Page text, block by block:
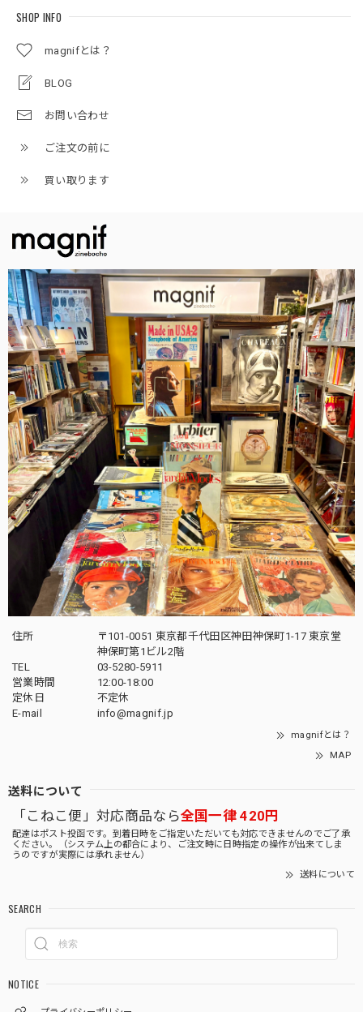
SHOP INFO
magnifとは？
BLOG
お問い合わせ
ご注文の前に
買い取ります
住所
〒101-0051 東京都千代田区神田神保町1-17 東京堂
神保町第1ビル2階
TEL
03-5280-5911
営業時間
12:00-18:00
定休日
不定休
E-mail
info@magnif.jp
magnifとは？
MAP
送料について
「こねこ便」対応商品なら全国一律 420円
配達はポスト投函です。到着日時をご指定いただいても対応できませんのでご了承
ください。（システム上の都合により、ご注文時に日時指定の操作が出来てしま
うのですが実際には承れません）
送料について
SEARCH
NOTICE